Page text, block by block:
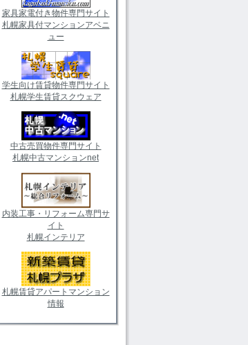
家具家電付き物件専門サイト
札幌家具付マンションアベニ
ュー
学生向け賃貸物件専門サイト
札幌学生賃貸スクウェア
中古売買物件専門サイト
札幌中古マンションnet
内装工事・リフォーム専門サ
イト
札幌インテリア
札幌賃貸アパートマンション
情報